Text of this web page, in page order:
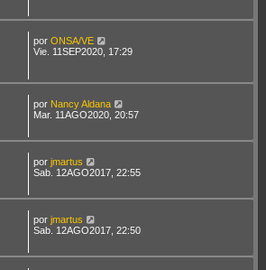
por ONSA/VE
Vie. 11SEP2020, 17:29
por Nancy Aldana
Mar. 11AGO2020, 20:57
por jmartus
Sab. 12AGO2017, 22:55
por jmartus
Sab. 12AGO2017, 22:50